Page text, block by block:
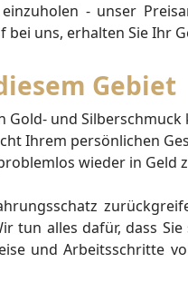
- unser
bei uns, erhalten Sie Ihr
Gebiet
Gold- und
Ihrem persönlichen
wieder in Geld
tun alles dafür, dass
und Arbeitsschritte